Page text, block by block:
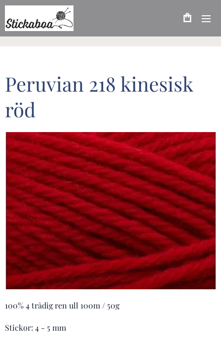
Peruvian 218 kinesisk
röd
100% 4 trådig ren ull 100m / 50g
Stickor: 4 - 5 mm